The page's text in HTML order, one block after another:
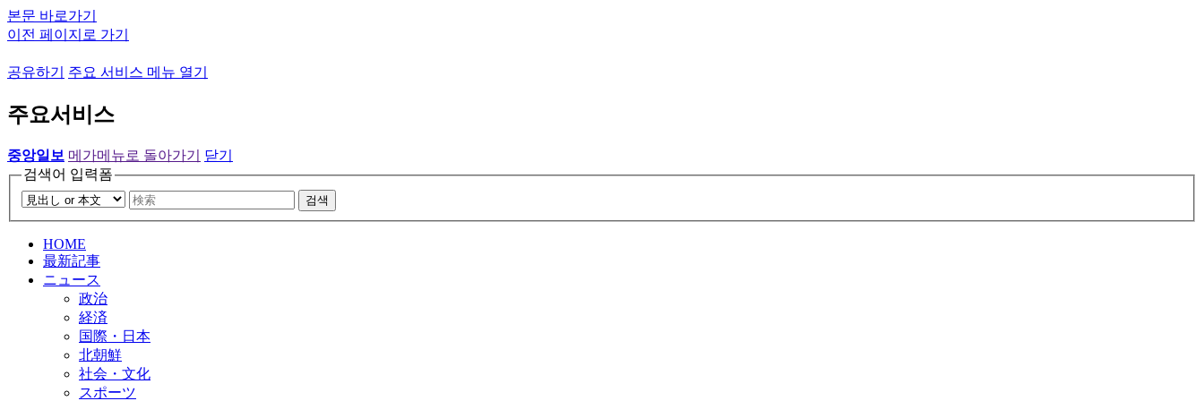
본문 바로가기
이전 페이지로 가기
공유하기 주요 서비스 메뉴 열기
주요서비스
중앙일보 메가메뉴로 돌아가기
닫기
검색어 입력폼
검색
HOME
最新記事
ニュース
政治
経済
国際・日本
北朝鮮
社会・文化
スポーツ